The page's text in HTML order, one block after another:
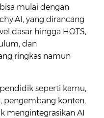
mulai dengan
yang dirancang
dasar hingga HOTS,
dan
ringkas namun
seperti kamu,
pengembang konten,
mengintegrasikan AI